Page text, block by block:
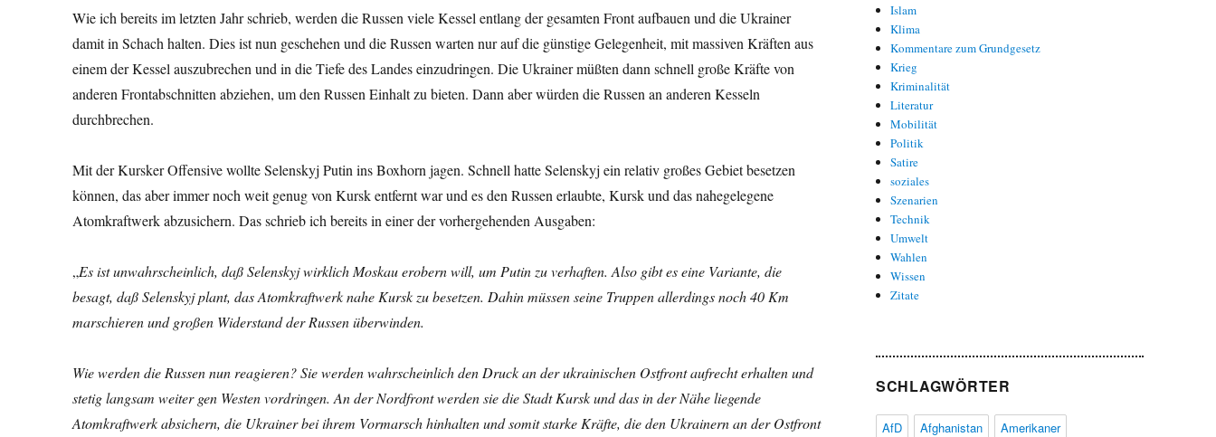
Wie ich bereits im letzten Jahr schrieb, werden die Russen viele Kessel entlang der gesamten Front aufbauen und die Ukrainer
damit in Schach halten. Dies ist nun geschehen und die Russen warten nur auf die günstige Gelegenheit, mit massiven Kräften aus
einem der Kessel auszubrechen und in die Tiefe des Landes einzudringen. Die Ukrainer müßten dann schnell große Kräfte von
anderen Frontabschnitten abziehen, um den Russen Einhalt zu bieten. Dann aber würden die Russen an anderen Kesseln
durchbrechen.
Mit der Kursker Offensive wollte Selenskyj Putin ins Boxhorn jagen. Schnell hatte Selenskyj ein relativ großes Gebiet besetzen
können, das aber immer noch weit genug von Kursk entfernt war und es den Russen erlaubte, Kursk und das nahegelegene
Atomkraftwerk abzusichern. Das schrieb ich bereits in einer der vorhergehenden Ausgaben:
„Es ist unwahrscheinlich, daß Selenskyj wirklich Moskau erobern will, um Putin zu verhaften. Also gibt es eine Variante, die
besagt, daß Selenskyj plant, das Atomkraftwerk nahe Kursk zu besetzen. Dahin müssen seine Truppen allerdings noch 40 Km
marschieren und großen Widerstand der Russen überwinden.
Wie werden die Russen nun reagieren? Sie werden wahrscheinlich den Druck an der ukrainischen Ostfront aufrecht erhalten und
stetig langsam weiter gen Westen vordringen. An der Nordfront werden sie die Stadt Kursk und das in der Nähe liegende
Atomkraftwerk absichern, die Ukrainer bei ihrem Vormarsch hinhalten und somit starke Kräfte, die den Ukrainern an der Ostfront
Islam
Klima
Kommentare zum Grundgesetz
Krieg
Kriminalität
Literatur
Mobilität
Politik
Satire
soziales
Szenarien
Technik
Umwelt
Wahlen
Wissen
Zitate
SCHLAGWÖRTER
AfD Afghanistan
Amerikaner